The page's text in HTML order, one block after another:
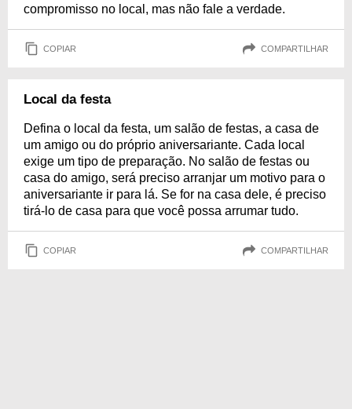
compromisso no local, mas não fale a verdade.
COPIAR COMPARTILHAR
Local da festa
Defina o local da festa, um salão de festas, a casa de
um amigo ou do próprio aniversariante. Cada local
exige um tipo de preparação. No salão de festas ou
casa do amigo, será preciso arranjar um motivo para o
aniversariante ir para lá. Se for na casa dele, é preciso
tirá-lo de casa para que você possa arrumar tudo.
COPIAR COMPARTILHAR